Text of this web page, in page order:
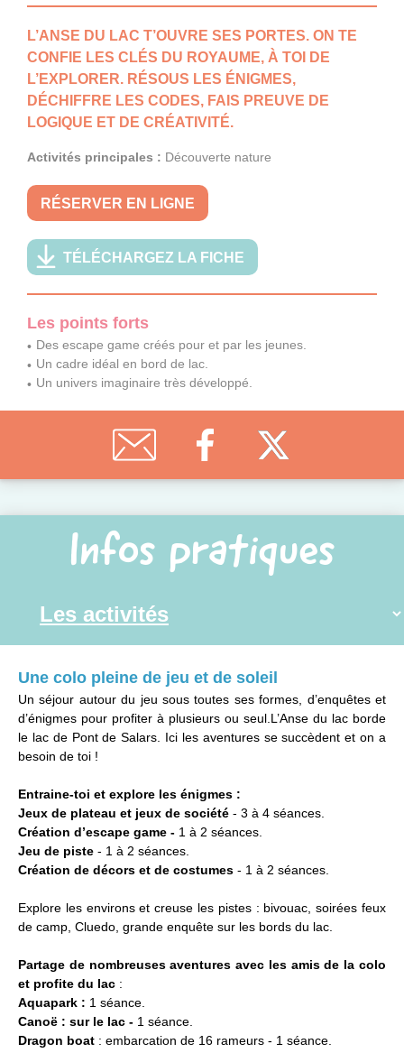
L’ANSE DU LAC T’OUVRE SES PORTES. ON TE
CONFIE LES CLÉS DU ROYAUME, À TOI DE
L’EXPLORER. RÉSOUS LES ÉNIGMES,
DÉCHIFFRE LES CODES, FAIS PREUVE DE
LOGIQUE ET DE CRÉATIVITÉ.
Activités principales : Découverte nature
RÉSERVER EN LIGNE
TÉLÉCHARGEZ LA FICHE
Les points forts
Des escape game créés pour et par les jeunes.
Un cadre idéal en bord de lac.
Un univers imaginaire très développé.
Infos pratiques
Une colo pleine de jeu et de soleil
Un séjour autour du jeu sous toutes ses formes, d’enquêtes et
d’énigmes pour profiter à plusieurs ou seul.L’Anse du lac borde
le lac de Pont de Salars. Ici les aventures se succèdent et on a
besoin de toi !
Entraine-toi et explore les énigmes :
Jeux de plateau et jeux de société - 3 à 4 séances.
Création d’escape game - 1 à 2 séances.
Jeu de piste - 1 à 2 séances.
Création de décors et de costumes - 1 à 2 séances.
Explore les environs et creuse les pistes : bivouac, soirées feux
de camp, Cluedo, grande enquête sur les bords du lac.
Partage de nombreuses aventures avec les amis de la colo
et profite du lac :
Aquapark : 1 séance.
Canoë : sur le lac - 1 séance.
Dragon boat : embarcation de 16 rameurs - 1 séance.